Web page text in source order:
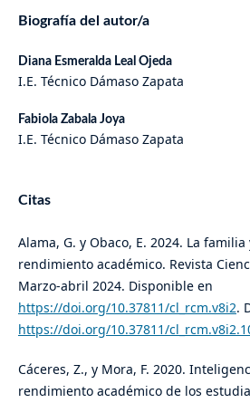
Biografía del autor/a
Diana Esmeralda Leal Ojeda
I.E. Técnico Dámaso Zapata
Fabiola Zabala Joya
I.E. Técnico Dámaso Zapata
Citas
Alama, G. y Obaco, E. 2024. La
rendimiento académico. Revista
Marzo-abril 2024. Disponible en
https://doi.org/10.37811/cl_rcm.v8i2.
https://doi.org/10.37811/
Cáceres, Z., y Mora, F. 2020.
rendimiento académico de los